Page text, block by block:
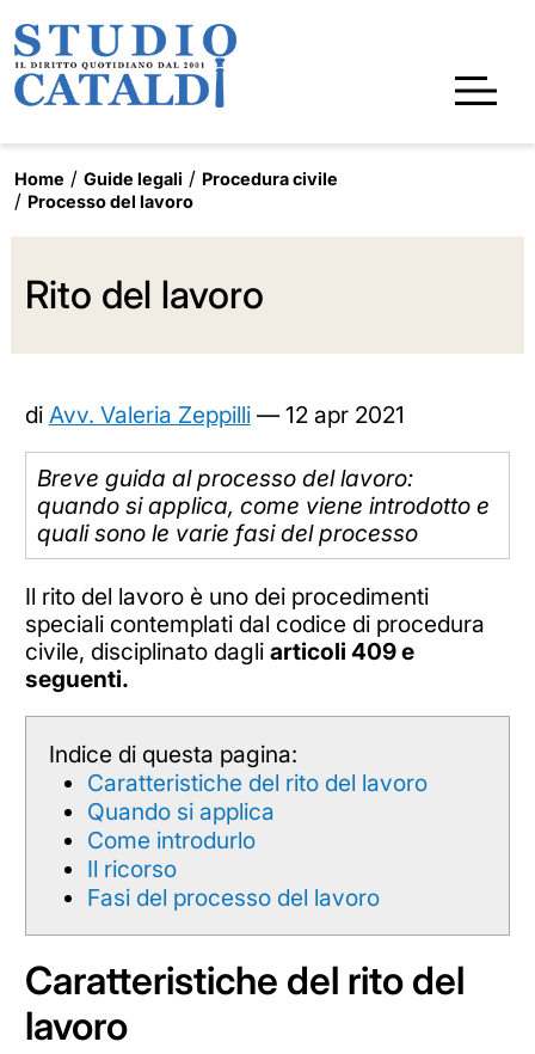
Home Guide legali
Procedura civile
Processo del lavoro
Rito del lavoro
di Avv. Valeria Zeppilli—12 apr 2021
Breve guida al processo del lavoro:
quando si applica, come viene introdotto e
quali sono le varie fasi del processo
Il rito del lavoro è uno dei procedimenti
speciali contemplati dal codice di procedura
civile, disciplinato dagli articoli 409 e
seguenti.
Indice di questa pagina:
Caratteristiche del rito del lavoro
Quando si applica
Come introdurlo
Il ricorso
Fasi del processo del lavoro
Caratteristiche del rito del
lavoro